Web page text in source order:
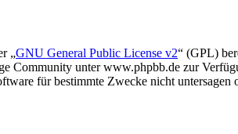
„GNU General Public License v2“ (GPL)
Community unter www.phpbb.de zur
für bestimmte Zwecke nicht